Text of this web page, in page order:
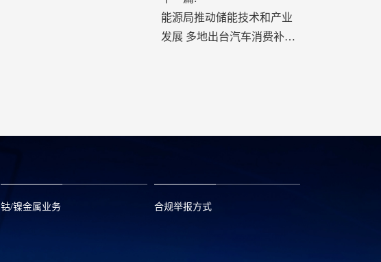
能源局推动储能技术和产业
发展 多地出台汽车消费补贴
钴/镍金属业务 合规举报方式